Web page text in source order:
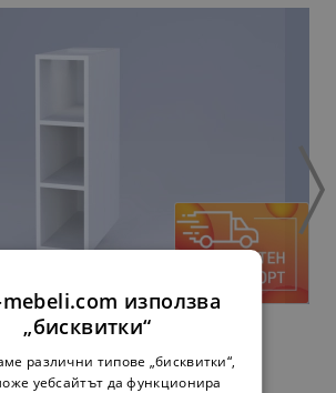
АРИЕЛ Н20П - БЯЛА
€ 66,50 лв.
използва
„бисквитки“
различни типове „бисквитки“,
уебсайтът да функционира